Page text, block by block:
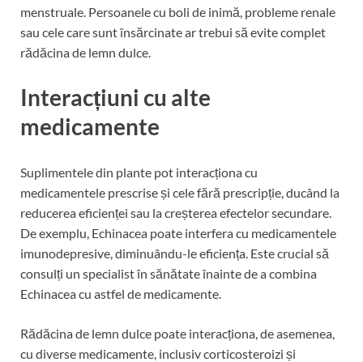
menstruale. Persoanele cu boli de inimă, probleme renale
sau cele care sunt însărcinate ar trebui să evite complet
rădăcina de lemn dulce.
Interacțiuni cu alte
medicamente
Suplimentele din plante pot interacționa cu
medicamentele prescrise și cele fără prescripție, ducând la
reducerea eficienței sau la creșterea efectelor secundare.
De exemplu, Echinacea poate interfera cu medicamentele
imunodepresive, diminuându-le eficiența. Este crucial să
consulți un specialist în sănătate înainte de a combina
Echinacea cu astfel de medicamente.
Rădăcina de lemn dulce poate interacționa, de asemenea,
cu diverse medicamente, inclusiv corticosteroizi și